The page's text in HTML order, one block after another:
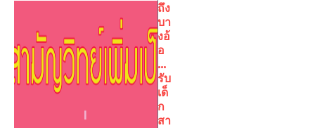
ถึง
บา
งอ้
อ
…
รับ
เด็
ก
สา